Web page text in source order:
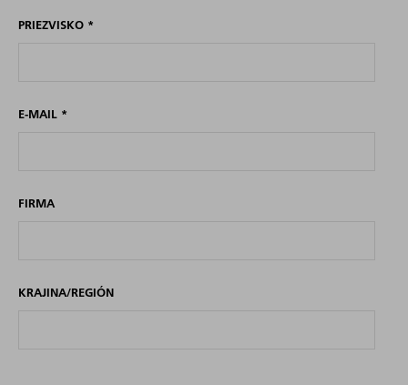
PRIEZVISKO *
E-MAIL *
FIRMA
KRAJINA/REGIÓN